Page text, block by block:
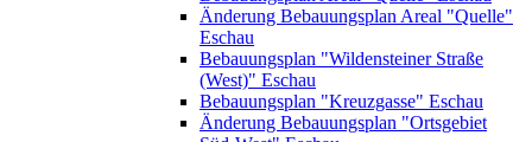
Änderung Bebauungsplan Areal "Quelle"
Eschau
Bebauungsplan "Wildensteiner Straße
(West)" Eschau
Bebauungsplan "Kreuzgasse" Eschau
Änderung Bebauungsplan "Ortsgebiet